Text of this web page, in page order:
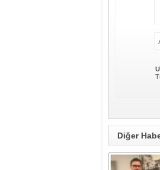
Diğer